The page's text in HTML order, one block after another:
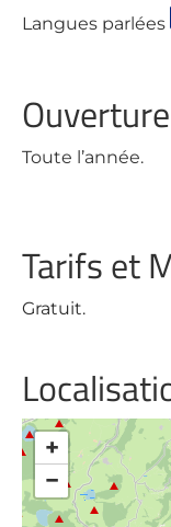
Langues parlées
Ouverture
Toute l’année.
Tarifs et
Gratuit.
+
−